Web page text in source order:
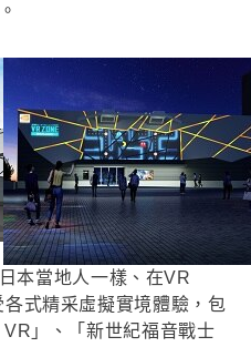
本當地人一樣、在VR
式精采虛擬實境體驗，包
」、「新世紀福音戰士